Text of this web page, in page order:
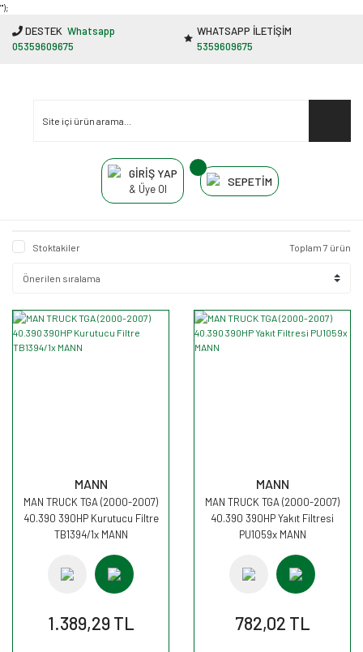
"');
DESTEK Whatsapp
05359609675
WHATSAPP İLETİŞİM
5359609675
GİRİŞ YAP
& Üye Ol
SEPETİM
Stoktakiler Toplam 7 ürün
MANN
MAN TRUCK TGA (2000-2007)
40.390 390HP Kurutucu Filtre
TB1394/1x MANN
1.389,29 TL
MANN
MAN TRUCK TGA (2000-2007)
40.390 390HP Yakıt Filtresi
PU1059x MANN
782,02 TL